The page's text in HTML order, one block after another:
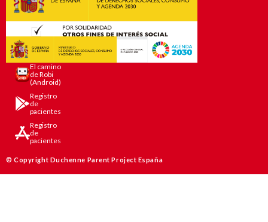
El camino
de Robi
(Android)
Registro
de
pacientes
Registro
de
pacientes
© Copyright Duchenne Parent Project España